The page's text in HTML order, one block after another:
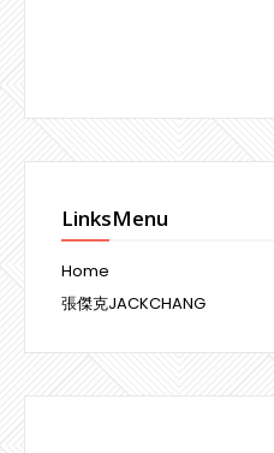
LinksMenu
Home
張傑克JACKCHANG